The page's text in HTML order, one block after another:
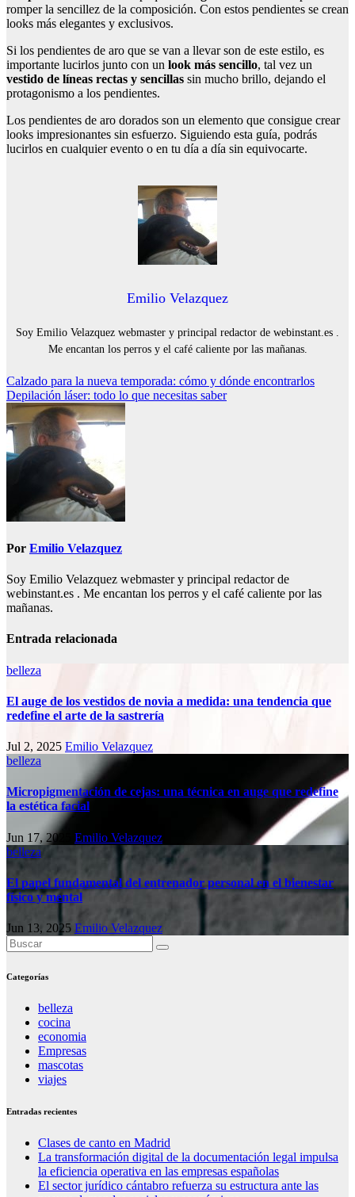
romper la sencillez de la composición. Con estos pendientes se crean
looks más elegantes y exclusivos.
Si los pendientes de aro que se van a llevar son de este estilo, es
importante lucirlos junto con un look más sencillo, tal vez un
vestido de líneas rectas y sencillas sin mucho brillo, dejando el
protagonismo a los pendientes.
Los pendientes de aro dorados son un elemento que consigue crear
looks impresionantes sin esfuerzo. Siguiendo esta guía, podrás
lucirlos en cualquier evento o en tu día a día sin equivocarte.
Emilio Velazquez
Soy Emilio Velazquez webmaster y principal redactor de webinstant.es .
Me encantan los perros y el café caliente por las mañanas.
Navegación
de
entradas
Calzado para la nueva temporada: cómo y dónde encontrarlos
Depilación láser: todo lo que necesitas saber
Por Emilio Velazquez
Soy Emilio Velazquez webmaster y principal redactor de
webinstant.es . Me encantan los perros y el café caliente por las
mañanas.
Entrada relacionada
belleza
El auge de los vestidos de novia a medida: una tendencia que
redefine el arte de la sastrería
Jul 2, 2025 Emilio Velazquez
belleza
Micropigmentación de cejas: una técnica en auge que redefine
la estética facial
Jun 17, 2025 Emilio Velazquez
belleza
El papel fundamental del entrenador personal en el bienestar
físico y mental
Jun 13, 2025 Emilio Velazquez
Categorías
belleza
cocina
economia
Empresas
mascotas
viajes
Entradas recientes
Clases de canto en Madrid
La transformación digital de la documentación legal impulsa
la eficiencia operativa en las empresas españolas
El sector jurídico cántabro refuerza su estructura ante las